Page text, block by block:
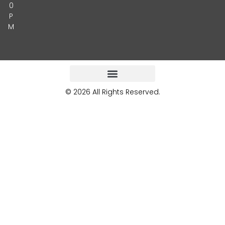
0
P
M
© 2026 All Rights Reserved.